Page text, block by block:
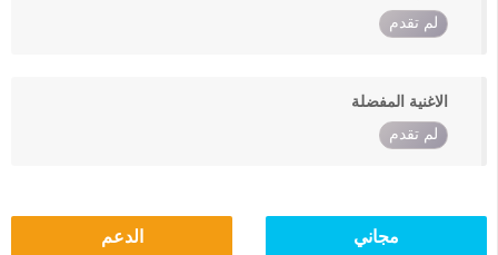
لم تقدم
الاغنية المفضلة
لم تقدم
مجاني الدعم